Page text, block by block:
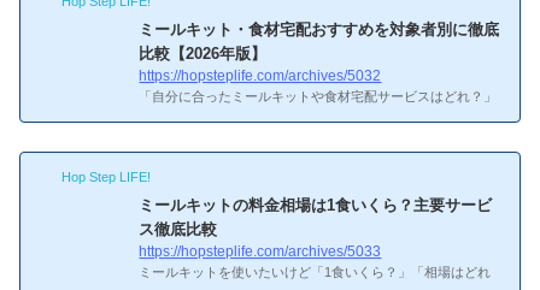
ルキット・食材宅配がおすすめってどういうこと？高齢者に
ミールキット・食材宅配がおすすめな理由
キット・食材宅配がおすすめな理由買い物に行く負担が減る
（重い荷物を持たなくていい）管理栄養士監修で栄養バラン
ス...
ミールキット・食材宅配おすすめを対象者別に徹底
比較【2026年版】
https://hopsteplife.com/archives/5032
「自分に合ったミールキットや食材宅配サービスはどれ？」
ト・食材宅配サービスを比較し、選び方のポイントを解説し
ます。ミールキット・食材宅配サービスは「対象者について
詳しく知りたい！ミールキット・食材宅配サービスは「対象
者別」で選ぶのが正解ミールキットや食材宅配サービスは現
在10社以上が競合しており、料金・メニュー・配達頻度がそ
れぞれ異なり...
Hop Step LIFE!
ミールキットの料金相場は1食いくら？主要サービ
ス徹底比較
https://hopsteplife.com/archives/5033
ミールキットを使いたいけど「1食いくら？」「相場はどれ